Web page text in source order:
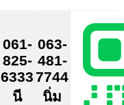
061-
825-
6333
นี
063-
481-
7744
นิ่ม